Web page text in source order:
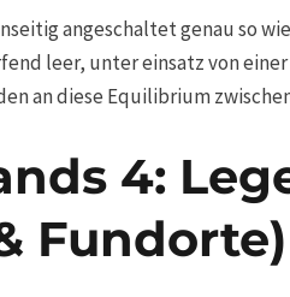
angeschaltet genau so
leer, unter einsatz von
an diese Equilibrium
4:
Fundorte)